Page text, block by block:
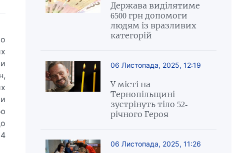
Держава виділятиме
6500 грн допомоги
людям із вразливих
категорій
06 Листопада, 2025, 12:19
У місті на
Тернопільщині
зустрінуть тіло 52-
річного Героя
06 Листопада, 2025, 11:26